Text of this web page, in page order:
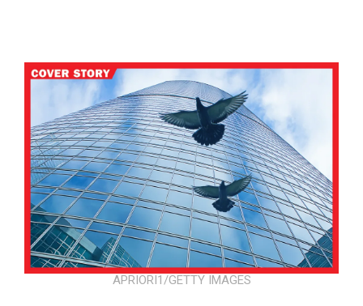
APRIORI1/GETTY IMAGES